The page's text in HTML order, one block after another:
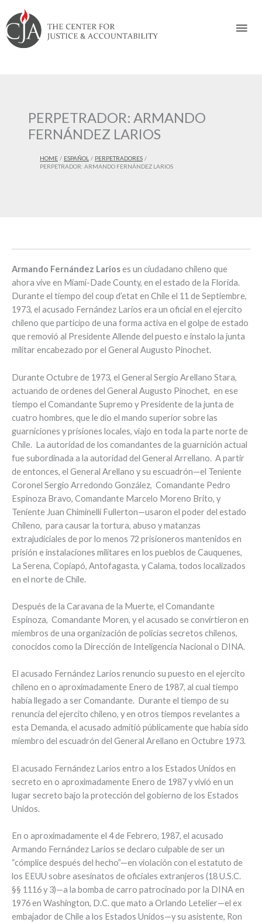
to
navigation
to
content
to
footer
to
content
PERPETRADOR: ARMANDO
FERNÁNDEZ LARIOS
HOME ESPAÑOL
PERPETRADORES
PERPETRADOR: ARMANDO FERNÁNDEZ LARIOS
Armando Fernández Larioses un ciudadano chileno que
ahora vive en Miami-Dade County, en el estado de la Florida.
Durante el tiempo del coup d’etat en Chile el 11 de Septiembre,
1973, el acusado Fernández Larios era un oficial en el ejercito
chileno que participo de una forma activa en el golpe de estado
que removió al Presidente Allende del puesto e instalo la junta
militar encabezado por el General Augusto Pinochet.
Durante Octubre de 1973, el General Sergio Arellano Stara,
actuando de ordenes del General Augusto Pinochet, en ese
tiempo el Comandante Supremo y Presidente de la junta de
cuatro hombres, que le dio el mando superior sobre las
guarniciones y prisiones locales, viajo en toda la parte norte de
Chile. La autoridad de los comandantes de la guarnición actual
fue subordinada a la autoridad del General Arrellano. A partir
de entonces, el General Arellano y su escuadrón—el Teniente
Coronel Sergio Arredondo González, Comandante Pedro
Espinoza Bravo, Comandante Marcelo Moreno Brito, y
Teniente Juan Chiminelli Fullerton—usaron el poder del estado
Chileno, para causar la tortura, abuso y matanzas
extrajudiciales de por lo menos 72 prisioneros mantenidos en
prisión e instalaciones militares en los pueblos de Cauquenes,
La Serena, Copiapó, Antofagasta, y Calama, todos localizados
en el norte de Chile.
Después de la Caravana de la Muerte, el Comandante
Espinoza, Comandante Moren, y el acusado se convirtieron en
miembros de una organización de policías secretos chilenos,
conocidos como la Dirección de Inteligencia Nacional o DINA.
El acusado Fernández Larios renuncio su puesto en el ejercito
chileno en o aproximadamente Enero de 1987, al cual tiempo
había llegado a ser Comandante. Durante el tiempo de su
renuncia del ejercito chileno, y en otros tiempos revelantes a
esta Demanda, el acusado admitió públicamente que había sido
miembro del escuadrón del General Arellano en Octubre 1973.
El acusado Fernández Larios entro a los Estados Unidos en
secreto en o aproximadamente Enero de 1987 y vivió en un
lugar secreto bajo la protección del gobierno de los Estados
Unidos.
En o aproximadamente el 4 de Febrero, 1987, el acusado
Armando Fernández Larios se declaro culpable de ser un
“cómplice después del hecho”—en violación con el estatuto de
los EEUU sobre asesinatos de oficiales extranjeros (18 U.S.C.
§§ 1116 y 3)—a la bomba de carro patrocinado por la DINA en
1976 en Washington, D.C. que mato a Orlando Letelier—el ex
embajador de Chile a los Estados Unidos—y su asistente, Ron